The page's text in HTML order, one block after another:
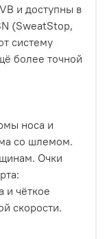
и доступны в
(SweatStop,
систему
более точной
носа и
со шлемом.
Очки
и чёткое
скорости.